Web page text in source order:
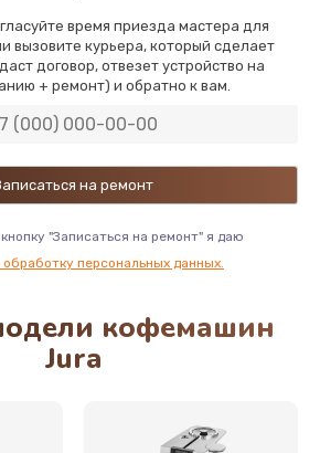
профилактика
890 руб.
Заказать
время приезда мастера для
вызовите курьера, который сделает
договор, отвезет устройство на
+ ремонт) и обратно к вам.
"Записаться на ремонт" я даю
обработку персональных данных.
кофемашин
Jura